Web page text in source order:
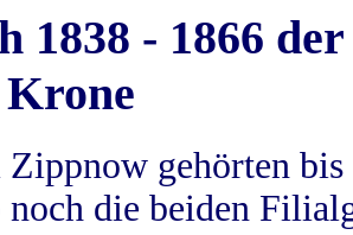
1838 - 1866
gehörten
die beiden